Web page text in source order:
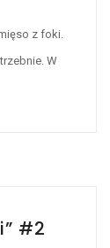
z foki.
W
#2